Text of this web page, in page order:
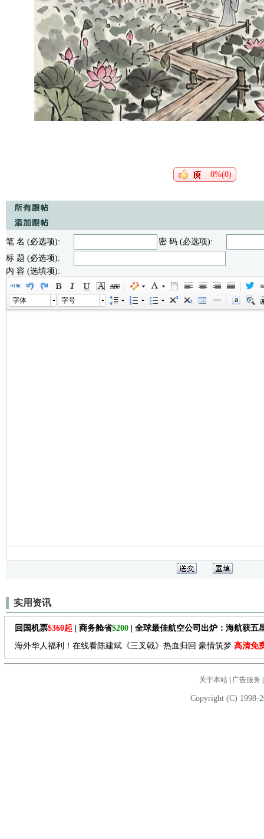
0%(0)
笔 名 (必选项):
密 码 (必选项):
标 题 (必选项):
内 容 (选填项):
字体 字号
实用资讯
回国机票$360起 | 商务舱省$200 | 全球最佳航空公司出炉：海航获五
海外华人福利！在线看陈建斌《三叉戟》热血归回 豪情筑梦 高清免
关于本站| 广告服务
Copyright (C) 1998-